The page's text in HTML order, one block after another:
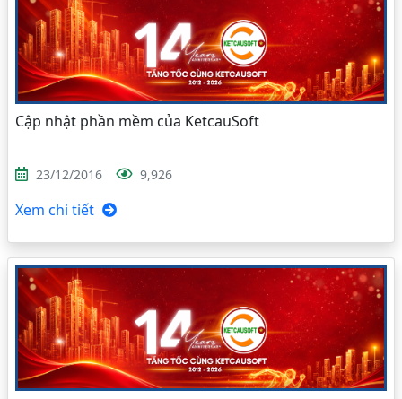
Cập nhật phần mềm của KetcauSoft
23/12/2016 9,926
Xem chi tiết